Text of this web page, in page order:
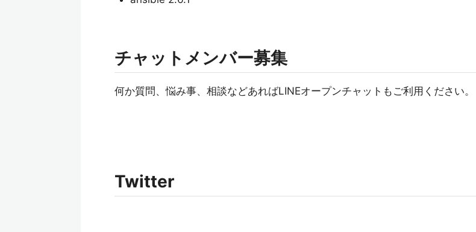
チャットメンバー募集
何か質問、悩み事、相談などあればLINEオープンチャットもご利用ください。
Twitter